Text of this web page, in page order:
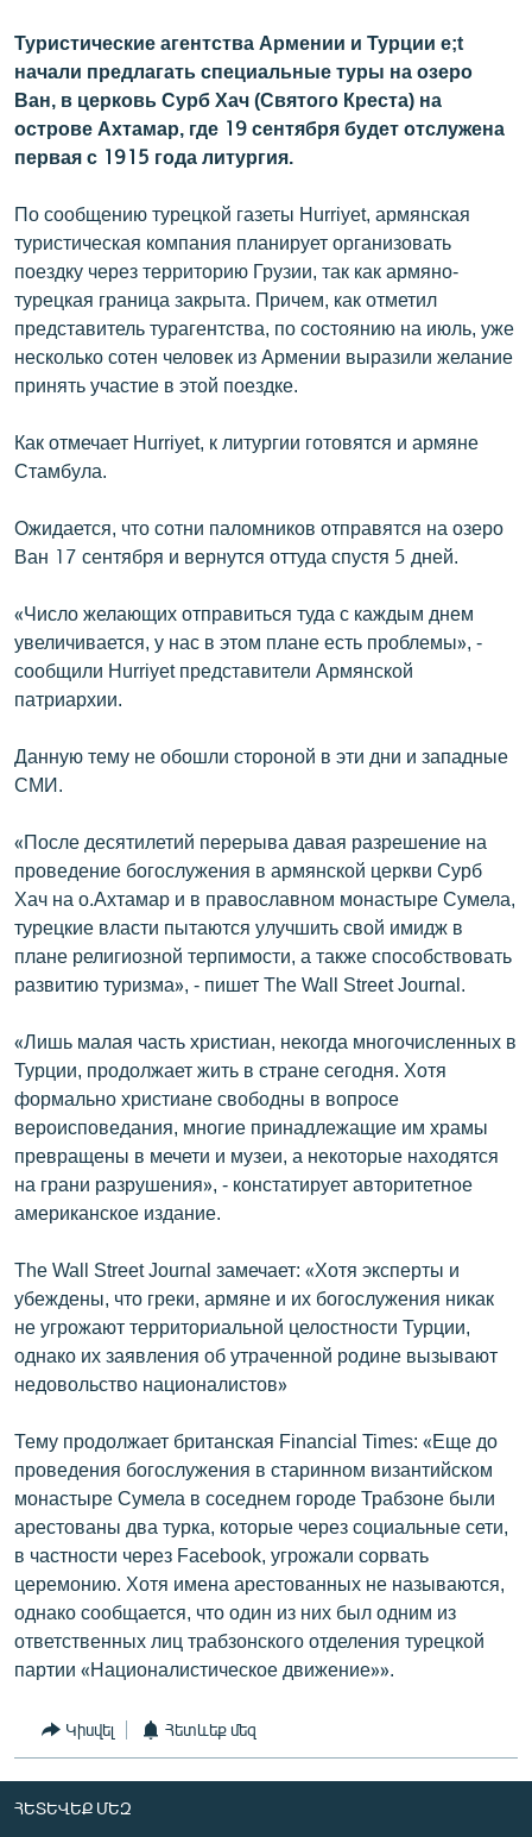
ԲԱՆԱՎԵՃ
ՁԳՏԵԼՈՎ ԼԱՎԱԳՈՒՅՆԻՆ
ՓՈԴՔԱՍԹ
Հայերեն
English
Русский
ՀԵՏԵՎԵՔ ՄԵԶ
«Ազատության» բոլոր կայքերը
Туристические агентства Армении и Турции e;t
начали предлагать специальные туры на озеро
Ван, в церковь Сурб Хач (Святого Креста) на
острове Ахтамар, где 19 сентября будет отслужена
первая с 1915 года литургия.
По сообщению турецкой газеты Hurriyet, армянская
туристическая компания планирует организовать
поездку через территорию Грузии, так как армяно-
турецкая граница закрыта. Причем, как отметил
представитель турагентства, по состоянию на июль, уже
несколько сотен человек из Армении выразили желание
принять участие в этой поездке.
Как отмечает Hurriyet, к литургии готовятся и армяне
Стамбула.
Ожидается, что сотни паломников отправятся на озеро
Ван 17 сентября и вернутся оттуда спустя 5 дней.
«Число желающих отправиться туда с каждым днем
увеличивается, у нас в этом плане есть проблемы», -
сообщили Hurriyet представители Армянской
патриархии.
Данную тему не обошли стороной в эти дни и западные
СМИ.
«После десятилетий перерыва давая разрешение на
проведение богослужения в армянской церкви Сурб
Хач на о.Ахтамар и в православном монастыре Сумела,
турецкие власти пытаются улучшить свой имидж в
плане религиозной терпимости, а также способствовать
развитию туризма», - пишет The Wall Street Journal.
«Лишь малая часть христиан, некогда многочисленных в
Турции, продолжает жить в стране сегодня. Хотя
формально христиане свободны в вопросе
вероисповедания, многие принадлежащие им храмы
превращены в мечети и музеи, а некоторые находятся
на грани разрушения», - констатирует авторитетное
американское издание.
The Wall Street Journal замечает: «Хотя эксперты и
убеждены, что греки, армяне и их богослужения никак
не угрожают территориальной целостности Турции,
однако их заявления об утраченной родине вызывают
недовольство националистов»
Тему продолжает британская Financial Times: «Еще до
проведения богослужения в старинном византийском
монастыре Сумела в соседнем городе Трабзоне были
арестованы два турка, которые через социальные сети,
в частности через Facebook, угрожали сорвать
церемонию. Хотя имена арестованных не называются,
однако сообщается, что один из них был одним из
ответственных лиц трабзонского отделения турецкой
партии «Националистическое движение»».
Կիսվել Հետևեք մեզ
ՀԵՏԵՎԵՔ ՄԵԶ